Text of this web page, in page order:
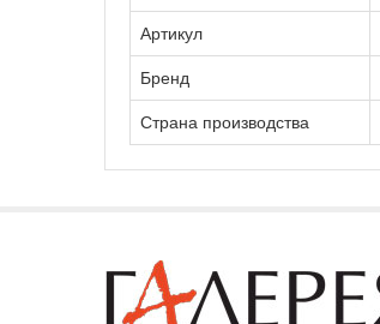
Артикул
Бренд
Страна производства